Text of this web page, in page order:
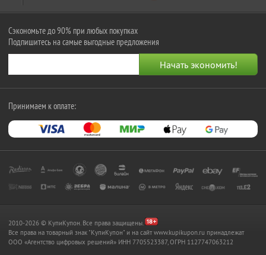
Сэкономьте до 90% при любых покупках
Подпишитесь на самые выгодные предложения
Принимаем к оплате:
2010-2026 © КупиКупон. Все права защищены.
Все права на товарный знак "КупиКупон" и на сайт www.kupikupon.ru принадлежат
OOO «Агентство цифровых решений» ИНН 7705523387, ОГРН 1127747063212